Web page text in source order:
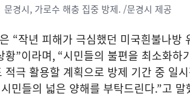
문경시, 가로수 해충 집중 방제. /문경시 제공
“작년 피해가 극심했던 미국흰불나방
황”이라며, “시민들의 불편을 최소화하
극 활용할 계획으로 방제 기간 중 일
민들의 넓은 양해를 부탁드린다.”고 말